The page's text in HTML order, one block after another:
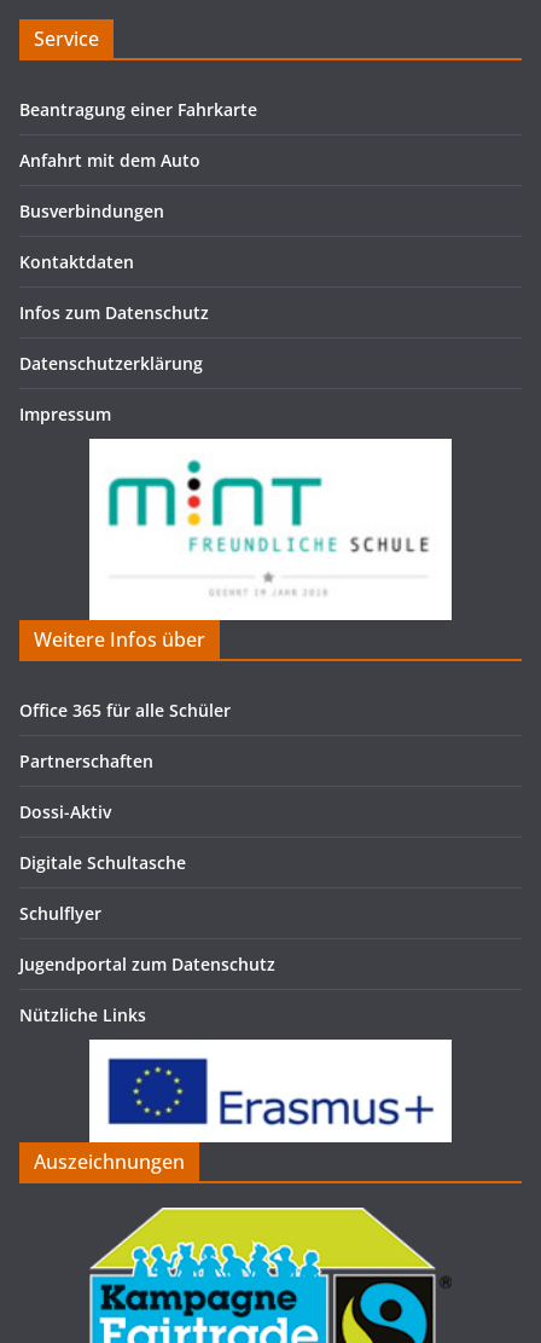
Service
Beantragung einer Fahrkarte
Anfahrt mit dem Auto
Busverbindungen
Kontaktdaten
Infos zum Datenschutz
Datenschutzerklärung
Impressum
Weitere Infos über
Office 365 für alle Schüler
Partnerschaften
Dossi-Aktiv
Digitale Schultasche
Schulflyer
Jugendportal zum Datenschutz
Nützliche Links
Auszeichnungen